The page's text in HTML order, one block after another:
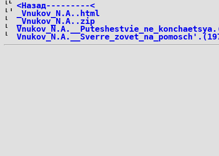
<Назад---------<
_Vnukov_N.A..html
_Vnukov_N.A..zip